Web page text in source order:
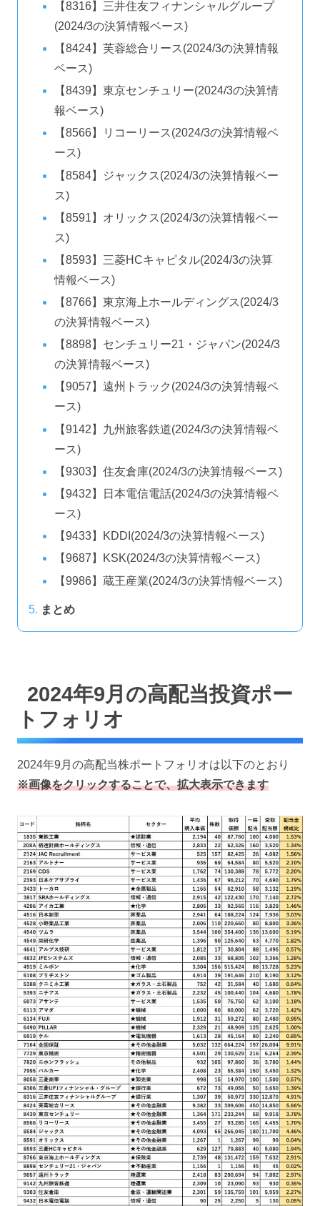
【8316】三井住友フィナンシャルグループ
(2024/3の決算情報ベース)
【8424】芙蓉総合リース(2024/3の決算情報
ベース)
【8439】東京センチュリー(2024/3の決算情
報ベース)
【8566】リコーリース(2024/3の決算情報ベ
ース)
【8584】ジャックス(2024/3の決算情報ベー
ス)
【8591】オリックス(2024/3の決算情報ベー
ス)
【8593】三菱HCキャピタル(2024/3の決算
情報ベース)
【8766】東京海上ホールディングス(2024/3
の決算情報ベース)
【8898】センチュリー21・ジャパン(2024/3
の決算情報ベース)
【9057】遠州トラック(2024/3の決算情報ベ
ース)
【9142】九州旅客鉄道(2024/3の決算情報ベ
ース)
【9303】住友倉庫(2024/3の決算情報ベース)
【9432】日本電信電話(2024/3の決算情報ベ
ース)
【9433】KDDI(2024/3の決算情報ベース)
【9687】KSK(2024/3の決算情報ベース)
【9986】蔵王産業(2024/3の決算情報ベース)
まとめ
2024年9月の高配当投資ポー
トフォリオ
2024年9月の高配当株ポートフォリオは以下のとおり
※画像をクリックすることで、拡大表示できます